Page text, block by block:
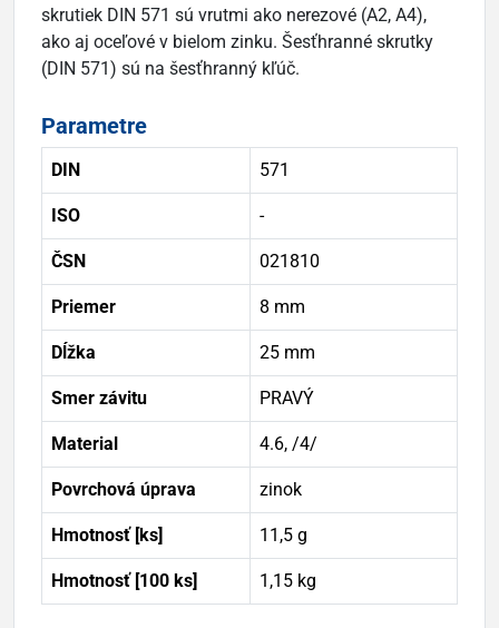
skrutiek DIN 571 sú vrutmi ako nerezové (A2, A4),
ako aj oceľové v bielom zinku. Šesťhranné skrutky
(DIN 571) sú na šesťhranný kľúč.
Parametre
DIN 571
ISO -
ČSN 021810
Priemer 8 mm
Dĺžka 25 mm
Smer závitu PRAVÝ
Material 4.6, /4/
Povrchová úprava zinok
Hmotnosť [ks] 11,5 g
Hmotnosť [100 ks] 1,15 kg